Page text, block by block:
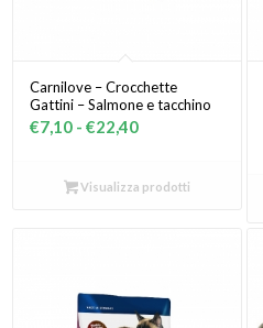
Carnilove – Crocchette
Gattini – Salmone e tacchino
€7,10 - €22,40Fascia
prezzo:
Visualizza prodotti